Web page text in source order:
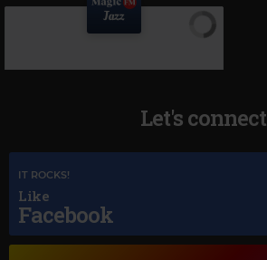
Let's connect
IT ROCKS!
Like
Facebook